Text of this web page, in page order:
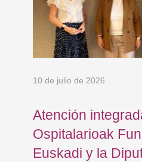
10 de julio de 2026
Atención
Ospitalarioak
Euskadi y la